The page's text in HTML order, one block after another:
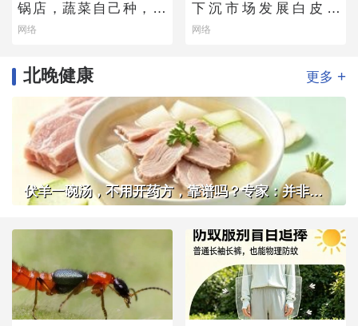
锅店，蔬菜自己种，羊
肉从盐池拉，毛肚当天
网络
下沉市场发展白皮书
——老北京味道的县域
网络
北晚健康 更多 +
伏羊一碗汤，不用开药方，靠谱吗？专家：并非人人适用